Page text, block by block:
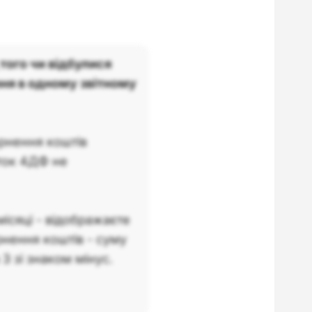
чи відбулися
в одному звітному
коштів
4ДФ не
- відображаєте
коштів - суму
зі знаком мінус.